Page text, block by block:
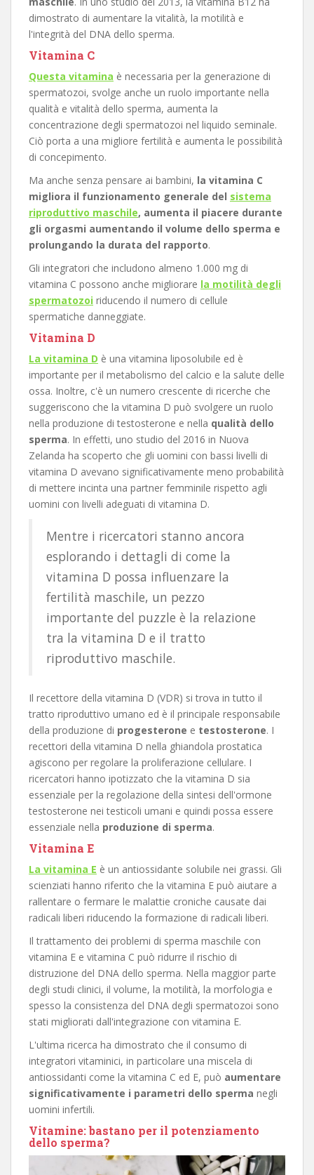
dimostrato di aumentare la vitalità, la motilità e
l'integrità del DNA dello sperma.
Vitamina C
Questa vitamina è necessaria per la generazione di
spermatozoi, svolge anche un ruolo importante nella
qualità e vitalità dello sperma, aumenta la
concentrazione degli spermatozoi nel liquido seminale.
Ciò porta a una migliore fertilità e aumenta le possibilità
di concepimento.
Ma anche senza pensare ai bambini, la vitamina C
migliora il funzionamento generale del sistema
riproduttivo maschile, aumenta il piacere durante
gli orgasmi aumentando il volume dello sperma e
prolungando la durata del rapporto.
Gli integratori che includono almeno 1.000 mg di
vitamina C possono anche migliorare la motilità degli
spermatozoi riducendo il numero di cellule
spermatiche danneggiate.
Vitamina D
La vitamina D è una vitamina liposolubile ed è
importante per il metabolismo del calcio e la salute delle
ossa. Inoltre, c'è un numero crescente di ricerche che
suggeriscono che la vitamina D può svolgere un ruolo
nella produzione di testosterone e nella qualità dello
sperma. In effetti, uno studio del 2016 in Nuova
Zelanda ha scoperto che gli uomini con bassi livelli di
vitamina D avevano significativamente meno probabilità
di mettere incinta una partner femminile rispetto agli
uomini con livelli adeguati di vitamina D.
Mentre i ricercatori stanno ancora
esplorando i dettagli di come la
vitamina D possa influenzare la
fertilità maschile, un pezzo
importante del puzzle è la relazione
tra la vitamina D e il tratto
riproduttivo maschile.
Il recettore della vitamina D (VDR) si trova in tutto il
tratto riproduttivo umano ed è il principale responsabile
della produzione di progesterone e testosterone. I
recettori della vitamina D nella ghiandola prostatica
agiscono per regolare la proliferazione cellulare. I
ricercatori hanno ipotizzato che la vitamina D sia
essenziale per la regolazione della sintesi dell'ormone
testosterone nei testicoli umani e quindi possa essere
essenziale nella produzione di sperma.
Vitamina E
La vitamina E è un antiossidante solubile nei grassi. Gli
scienziati hanno riferito che la vitamina E può aiutare a
rallentare o fermare le malattie croniche causate dai
radicali liberi riducendo la formazione di radicali liberi.
Il trattamento dei problemi di sperma maschile con
vitamina E e vitamina C può ridurre il rischio di
distruzione del DNA dello sperma. Nella maggior parte
degli studi clinici, il volume, la motilità, la morfologia e
spesso la consistenza del DNA degli spermatozoi sono
stati migliorati dall'integrazione con vitamina E.
L'ultima ricerca ha dimostrato che il consumo di
integratori vitaminici, in particolare una miscela di
antiossidanti come la vitamina C ed E, può aumentare
significativamente i parametri dello sperma negli
uomini infertili.
Vitamine: bastano per il potenziamento
dello sperma?